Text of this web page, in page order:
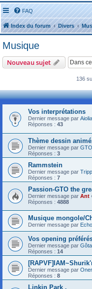
FAQ
Index du forum Divers
Musique
Nouveau sujet
136
Vos interprétations
Dernier message par
Réponses : 43
Thème dessin
Dernier message par
Réponses : 3
Rammstein
Dernier message par
Réponses : 7
Passion-GTO the
Dernier message par Ant
Réponses : 4888
Musique mongole/
Dernier message par
Vos opening
Dernier message par Gôta
Réponses : 14
Dernier message par
Réponses : 8
Linkin Park .